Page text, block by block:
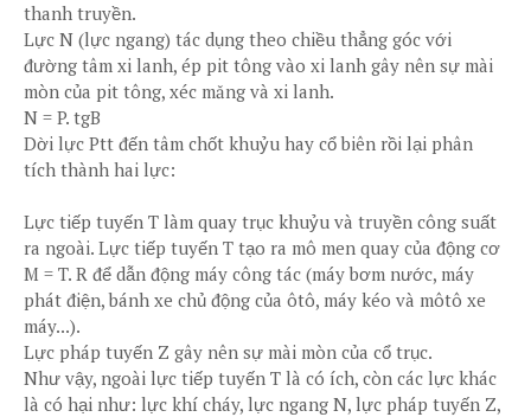
thanh truyền.
Lực N (lực ngang) tác dụng theo chiều thẳng góc với
đường tâm xi lanh, ép pit tông vào xi lanh gây nên sự mài
mòn của pit tông, xéc măng và xi lanh.
N = P. tgB
Dời lực Ptt đến tâm chốt khuỷu hay cổ biên rồi lại phân
tích thành hai lực:
Lực tiếp tuyến T làm quay trục khuỷu và truyền công suất
ra ngoài. Lực tiếp tuyến T tạo ra mô men quay của động cơ
M = T. R để dẫn động máy công tác (máy bơm nước, máy
phát điện, bánh xe chủ động của ôtô, máy kéo và môtô xe
máy...).
Lực pháp tuyến Z gây nên sự mài mòn của cổ trục.
Như vậy, ngoài lực tiếp tuyến T là có ích, còn các lực khác
là có hại như: lực khí cháy, lực ngang N, lực pháp tuyến Z,